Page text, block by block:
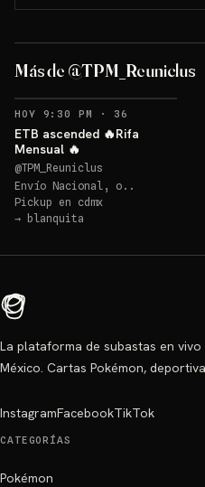
Más de @TPM_Reuniclus
HOY 9:30 PM · 36
ETB ascended 🔥Rifa
Mensual 🔥
@TPM_Reuniclus
Envío Nacional, o..
Pickup en cdmx
→ blanquita
La plataforma de subastas en
México. Cartas Pokémon,
InstagramFacebookTikTok
CATEGORÍAS
Pokémon